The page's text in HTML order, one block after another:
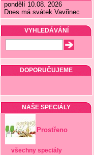
pondělí 10.08. 2026
Dnes má svátek Vavřinec
VYHLEDÁVÁNÍ
DOPORUČUJEME
NAŠE SPECIÁLY
Prostřeno
všechny speciály